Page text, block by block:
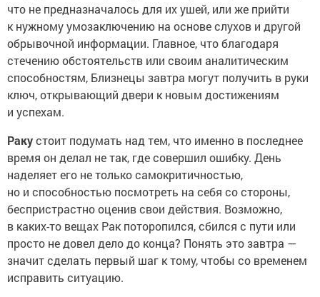
что не предназначалось для их ушей, или же прийти
к нужному умозаключению на основе слухов и другой
обрывочной информации. Главное, что благодаря
стечению обстоятельств или своим аналитическим
способностям, Близнецы завтра могут получить в руки
ключ, открывающий двери к новым достижениям
и успехам.
Ракустоит подумать над тем, что именно в последнее
время он делал не так, где совершил ошибку. День
наделяет его не только самокритичностью,
но и способностью посмотреть на себя со стороны,
беспристрастно оценив свои действия. Возможно,
в каких-то вещах Рак поторопился, сбился с пути или
просто не довел дело до конца? Понять это завтра —
значит сделать первый шаг к тому, чтобы со временем
исправить ситуацию.